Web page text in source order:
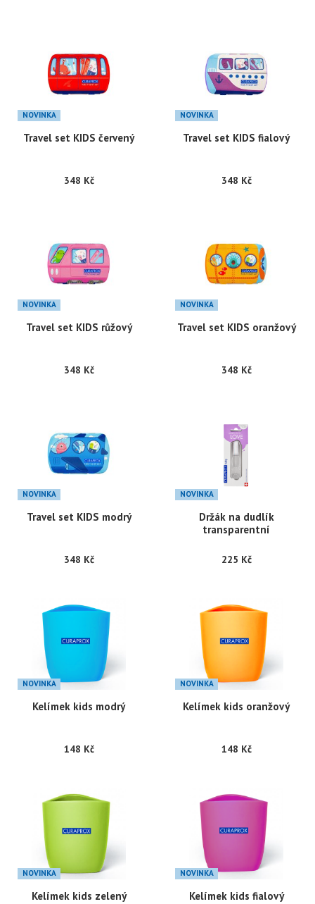
NOVINKA
Travel set KIDS červený
348 Kč
NOVINKA
Travel set KIDS fialový
348 Kč
NOVINKA
Travel set KIDS růžový
348 Kč
NOVINKA
Travel set KIDS oranžový
348 Kč
NOVINKA
Travel set KIDS modrý
348 Kč
NOVINKA
Držák na dudlík
transparentní
225 Kč
NOVINKA
Kelímek kids modrý
148 Kč
NOVINKA
Kelímek kids oranžový
148 Kč
NOVINKA
Kelímek kids zelený
NOVINKA
Kelímek kids fialový